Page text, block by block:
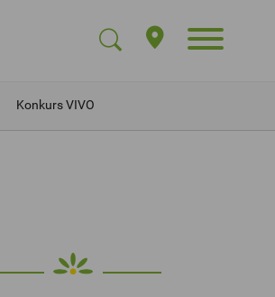
Konkurs VIVO